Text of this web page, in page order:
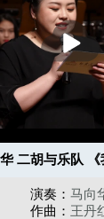
播
放
二胡与乐队 《
演奏： 马向
作曲： 王丹